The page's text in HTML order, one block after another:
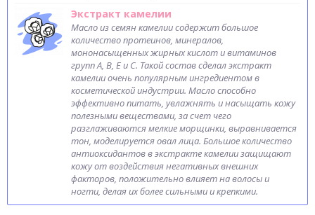
Экстракт камелии
Масло из семян камелии содержит большое
количество протеинов, минералов,
мононасыщенных жирных кислот и витаминов
групп A, B, E и С. Такой состав сделал экстракт
камелии очень популярным ингредиентом в
косметической индустрии. Масло способно
эффективно питать, увлажнять и насыщать кожу
полезными веществами, за счет чего
разглаживаются мелкие морщинки, выравнивается
тон, моделируется овал лица. Большое количество
антиоксидантов в экстракте камелии защищают
кожу от воздействия негативных внешних
факторов, положительно влияет на волосы и
ногти, делая их более сильными и крепкими.